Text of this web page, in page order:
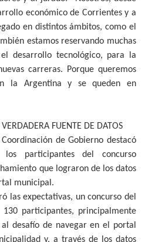
económico de Corrientes y a
en distintos ámbitos, como el
estamos reservando muchas
desarrollo tecnológico, para la
carreras. Porque queremos
la Argentina y se queden en
FUENTE DE DATOS
de Gobierno destacó
participantes del concurso
que lograron de los datos
municipal.
las expectativas, un concurso del
participantes, principalmente
desafío de navegar en el portal
y, a través de los datos